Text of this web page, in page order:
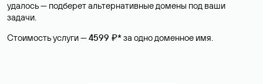
удалось — подберет альтернативные домены под ваши
задачи.
Стоимость услуги —4599 ₽*за одно доменное имя.